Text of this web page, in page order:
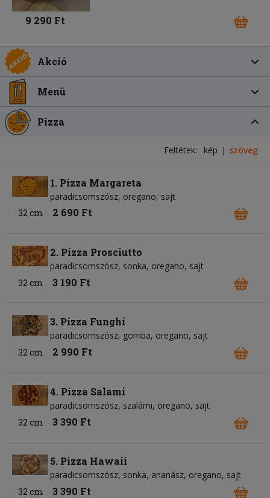
9 290 Ft
Akció
Menü
Pizza
Feltétek: kép szöveg
1. Pizza Margareta
paradicsomszósz oregano sajt
32 cm
2 690 Ft
2. Pizza Prosciutto
paradicsomszósz sonka oregano sajt
32 cm
3 190 Ft
3. Pizza Funghi
paradicsomszósz gomba oregano sajt
32 cm
2 990 Ft
4. Pizza Salami
paradicsomszósz szalámi oregano sajt
32 cm
3 390 Ft
5. Pizza Hawaii
paradicsomszósz sonka ananász oregano sajt
32 cm
3 390 Ft